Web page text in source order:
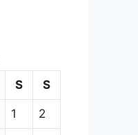
S S
1 2